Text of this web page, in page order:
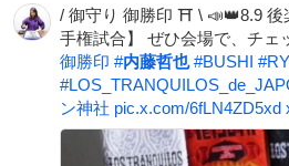
/ 御守り 御勝印 ⛩️ \ 📣👑8.9 後
手権試合】 ぜひ会場で、チェ
御勝印 #内藤哲也 #BUSHI #
#
ン神社 pic.x.com/6fLN4ZD5xd